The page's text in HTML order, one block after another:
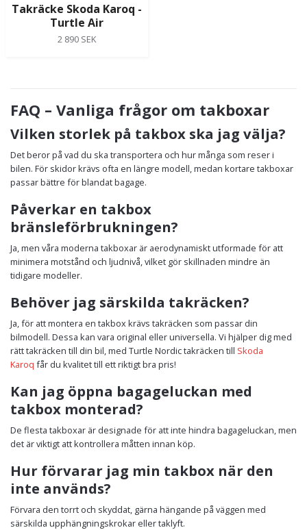
Takräcke Skoda Karoq -
Turtle Air
2 890 SEK
FAQ – Vanliga frågor om takboxar
Vilken storlek på takbox ska jag välja?
Det beror på vad du ska transportera och hur många som reser i
bilen. För skidor krävs ofta en längre modell, medan kortare takboxar
passar bättre för blandat bagage.
Påverkar en takbox
bränsleförbrukningen?
Ja, men våra moderna takboxar är aerodynamiskt utformade för att
minimera motstånd och ljudnivå, vilket gör skillnaden mindre än
tidigare modeller.
Behöver jag särskilda takräcken?
Ja, för att montera en takbox krävs takräcken som passar din
bilmodell. Dessa kan vara original eller universella. Vi hjälper dig med
rätt takräcken till din bil, med Turtle Nordic takräcken till Skoda
Karoq får du kvalitet till ett riktigt bra pris!
Kan jag öppna bagageluckan med
takbox monterad?
De flesta takboxar är designade för att inte hindra bagageluckan, men
det är viktigt att kontrollera måtten innan köp.
Hur förvarar jag min takbox när den
inte används?
Förvara den torrt och skyddat, gärna hängande på väggen med
särskilda upphängningskrokar eller taklyft.